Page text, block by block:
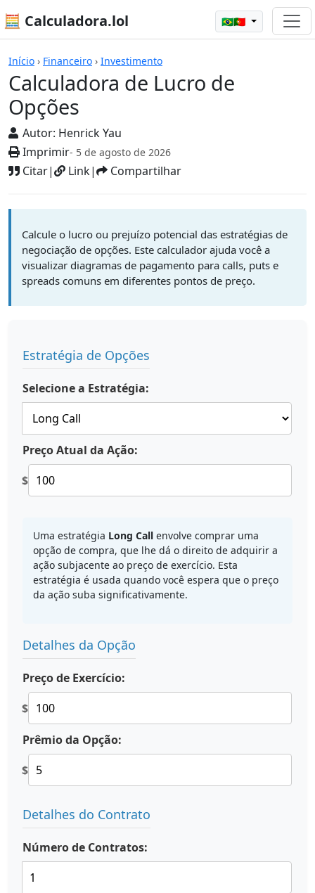
🧮 Calculadora.lol 🇧🇷🇵🇹
Início › Financeiro › Investimento
Calculadora de Lucro de
Opções
Autor: Henrick Yau
Imprimir- 5 de agosto de 2026
Citar| Link| Compartilhar
Calculadoras
Calcule o lucro ou prejuízo potencial das estratégias de
negociação de opções. Este calculador ajuda você a
visualizar diagramas de pagamento para calls, puts e
spreads comuns em diferentes pontos de preço.
Estratégia de Opções
Selecione a Estratégia:
Preço Atual da Ação:
$
Uma estratégia Long Call envolve comprar uma
opção de compra, que lhe dá o direito de adquirir a
ação subjacente ao preço de exercício. Esta
estratégia é usada quando você espera que o preço
da ação suba significativamente.
Detalhes da Opção
Preço de Exercício:
$
Prêmio da Opção:
$
Detalhes do Contrato
Número de Contratos: